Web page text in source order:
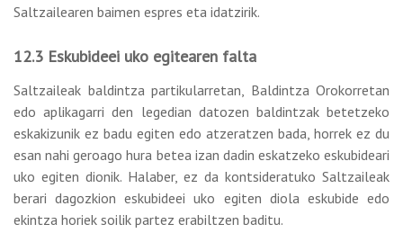
Saltzailearen baimen espres eta idatzirik.
12.3 Eskubideei uko egitearen falta
Saltzaileak baldintza partikularretan, Baldintza Orokorretan
edo aplikagarri den legedian datozen baldintzak betetzeko
eskakizunik ez badu egiten edo atzeratzen bada, horrek ez du
esan nahi geroago hura betea izan dadin eskatzeko eskubideari
uko egiten dionik. Halaber, ez da kontsideratuko Saltzaileak
berari dagozkion eskubideei uko egiten diola eskubide edo
ekintza horiek soilik partez erabiltzen baditu.